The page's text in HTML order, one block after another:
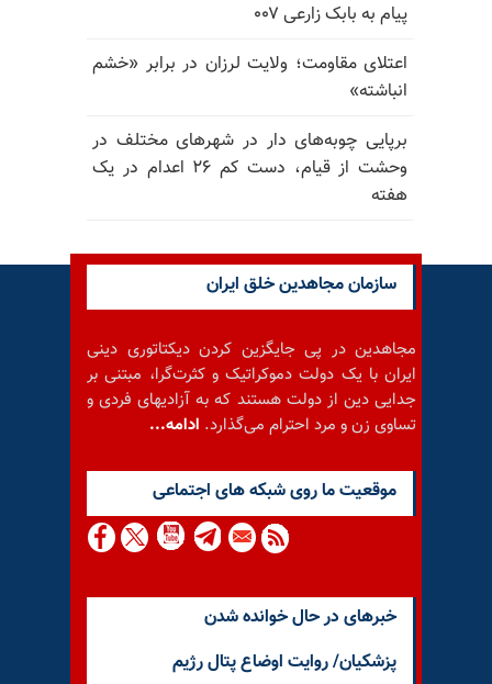
پیام به بابک زارعی ۰۰۷
اعتلای مقاومت؛ ولایت لرزان در برابر «خشم
انباشته»
برپایی چوبه‌های دار در شهرهای مختلف در
وحشت از قیام، دست کم ۲۶ اعدام در یک
هفته
سازمان مجاهدین خلق ایران
مجاهدین در پی جایگزین کردن دیکتاتوری دینی
ایران با یک دولت دموکراتیک و کثرت‌گرا، مبتنی بر
جدایی دین از دولت هستند که به آزادیهای فردی و
تساوی زن و مرد احترام می‌گذارد. ادامه...
موقعيت ما روى شبكه هاى اجتماعى
خبرهای در حال خوانده شدن
پزشکیان/ روایت اوضاع پتال رژیم